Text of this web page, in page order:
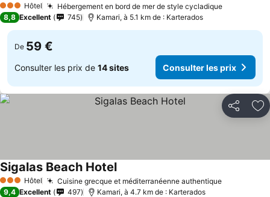
3 ÉtoilesHôtel Hébergement en bord de mer de style cycladique
8,8 Excellent 745 Kamari, à 5.1 km de : Karterados
De 59 €
Consulter les prix de 14 sites Consulter les prix
Partager
3 ÉtoilesHôtel Cuisine grecque et méditerranéenne authentique
Sigalas Beach Hotel
9,4 Excellent 497 Kamari, à 4.7 km de : Karterados